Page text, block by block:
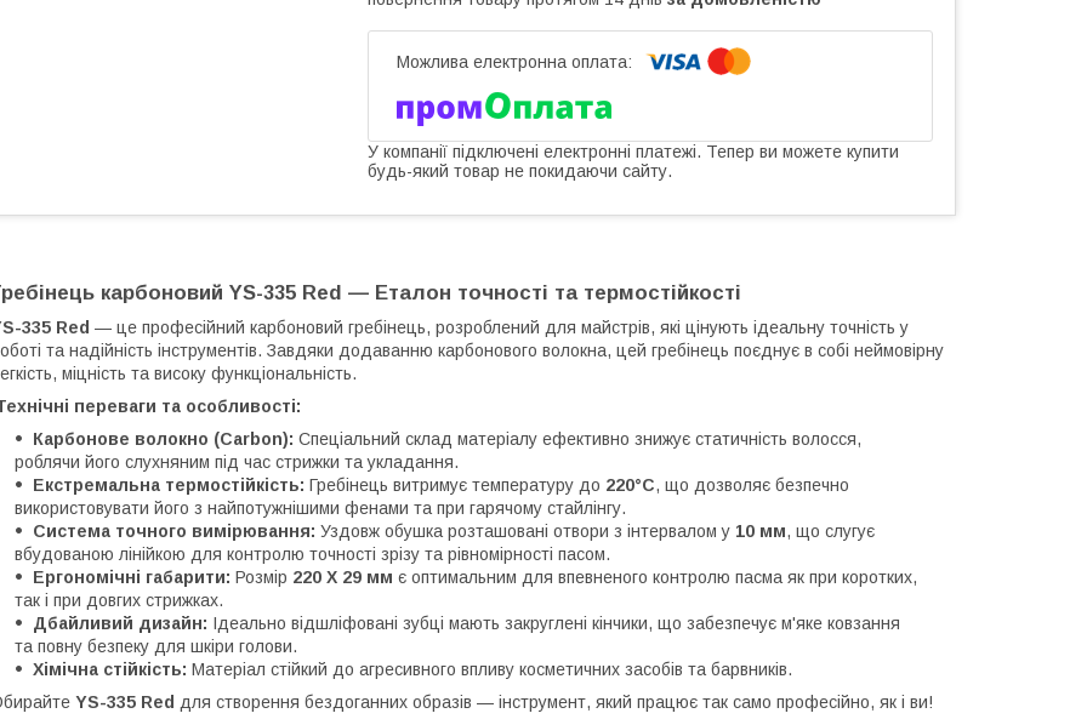
У компанії підключені електронні платежі. Тепер ви можете купити
будь-який товар не покидаючи сайту.
карбоновий YS-335 Red — Еталон точності та термостійкості
335 Red — це професійний карбоновий гребінець, розроблений для майстрів, які цінують ідеальну точність у
та надійність інструментів. Завдяки додаванню карбонового волокна, цей гребінець поєднує в собі неймовірну
міцність та високу функціональність.
переваги та особливості:
Карбонове волокно (Carbon): Спеціальний склад матеріалу ефективно знижує статичність волосся,
роблячи його слухняним під час стрижки та укладання.
Екстремальна термостійкість: Гребінець витримує температуру до 220°C, що дозволяє безпечно
використовувати його з найпотужнішими фенами та при гарячому стайлінгу.
Система точного вимірювання: Уздовж обушка розташовані отвори з інтервалом у 10 мм, що слугує
вбудованою лінійкою для контролю точності зрізу та рівномірності пасом.
Ергономічні габарити: Розмір 220 Х 29 мм є оптимальним для впевненого контролю пасма як при коротких,
так і при довгих стрижках.
Дбайливий дизайн: Ідеально відшліфовані зубці мають закруглені кінчики, що забезпечує м'яке ковзання
та повну безпеку для шкіри голови.
Хімічна стійкість: Матеріал стійкий до агресивного впливу косметичних засобів та барвників.
YS-335 Red для створення бездоганних образів — інструмент, який працює так само професійно, як і ви!